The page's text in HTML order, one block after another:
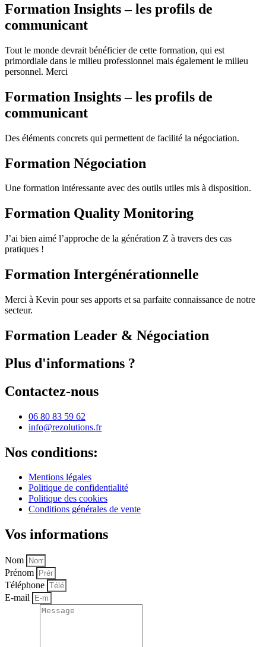
Formation Insights – les profils de
communicant
Tout le monde devrait bénéficier de cette formation, qui est
primordiale dans le milieu professionnel mais également le milieu
personnel. Merci
Formation Insights – les profils de
communicant
Des éléments concrets qui permettent de facilité la négociation.
Formation Négociation
Une formation intéressante avec des outils utiles mis à disposition.
Formation Quality Monitoring
J’ai bien aimé l’approche de la génération Z à travers des cas
pratiques !
Formation Intergénérationnelle
Merci à Kevin pour ses apports et sa parfaite connaissance de notre
secteur.
Formation Leader & Négociation
Plus d'informations ?
Contactez-nous
06 80 83 59 62
info@rezolutions.fr
Nos conditions:
Mentions légales
Politique de confidentialité
Politique des cookies
Conditions générales de vente
Vos informations
Nom
Prénom
Téléphone
E-mail